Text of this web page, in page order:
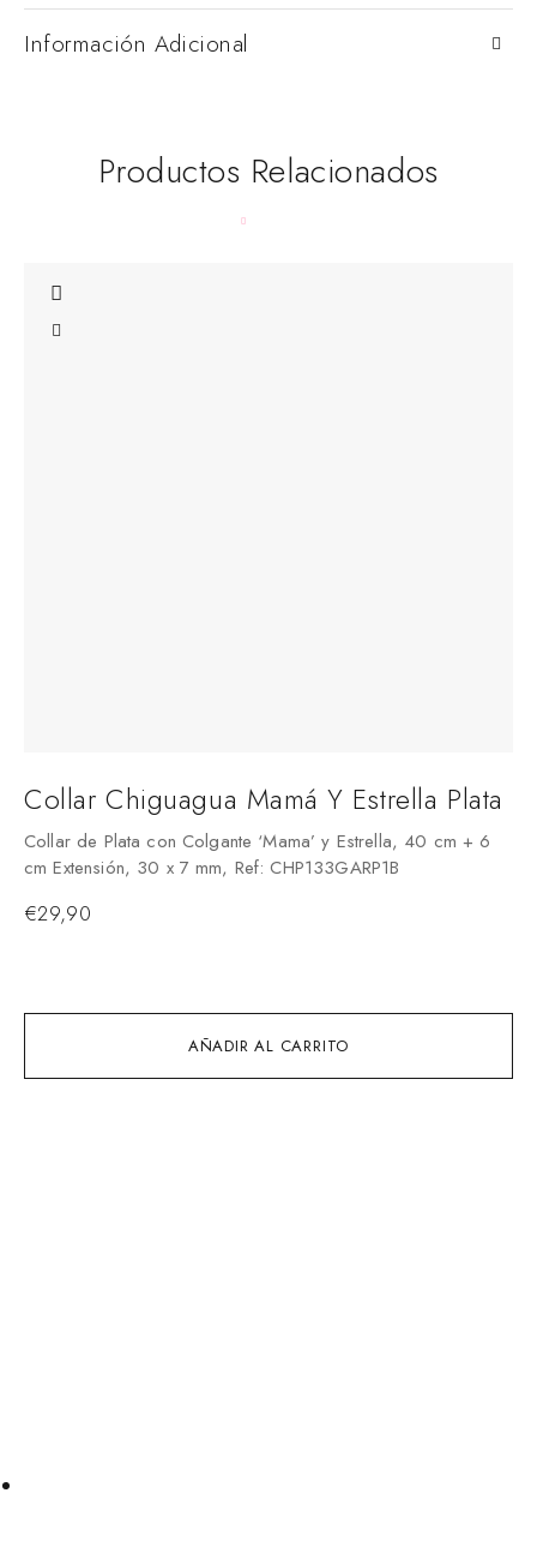
Información Adicional
Productos Relacionados
AÑADIR AL CARRITO
Collar Chiguagua Mamá Y Estrella Plata
Collar de Plata con Colgante ‘Mama’ y Estrella, 40 cm + 6
cm Extensión, 30 x 7 mm, Ref: CHP133GARP1B
€29,90